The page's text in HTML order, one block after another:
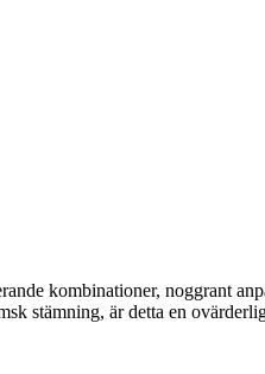
kombinationer, noggrant
stämning, är detta en